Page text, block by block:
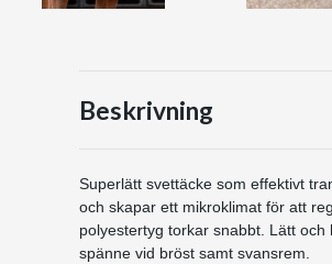
Beskrivning
Superlätt svettäcke som effektivt
och skapar ett mikroklimat för att
polyestertyg torkar snabbt. Lätt
spänne vid bröst samt svansrem.